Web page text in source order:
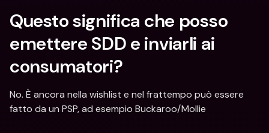
Questo significa che posso
emettere SDD e inviarli ai
consumatori?
No. È ancora nella wishlist e nel frattempo può essere
fatto da un PSP, ad esempio Buckaroo/Mollie